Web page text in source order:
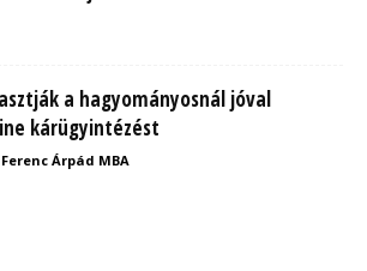
a hagyományosnál jóval
kárügyintézést
Árpád MBA